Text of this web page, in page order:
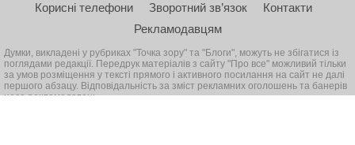
Корисні телефони Зворотний зв’язок
Контакти
Рекламодавцям
Думки, викладені у рубриках "Точка зору" та "Блоги", можуть не збігатися із
поглядами редакції. Передрук матеріалів з сайту "Про все" можливий тільки
за умов розміщення у тексті прямого і активного посилання на сайт не далі
першого абзацу. Відповідальність за зміст рекламних оголошень та банерів
несе рекламодавець